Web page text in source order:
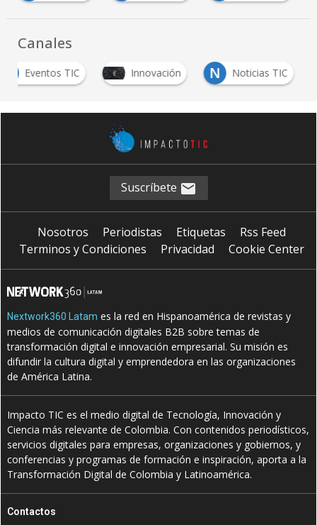
Canales
Eventos TIC Innovación N Noticias TIC
Suscríbete
Nosotros Periodistas Etiquetas
Rss Feed
Terminos y Condiciones
Privacidad Cookie Center
Nextwork360 Latam es la red en Hispanoamérica de revistas y
medios de comunicación digitales B2B sobre temas de
transformación digital e innovación empresarial. Su misión es
difundir la cultura digital y emprendedora en las organizaciones
de América Latina.
Impacto TIC es el medio digital de Tecnología, Innovación y
Ciencia más relevante de Colombia. Con contenidos periodísticos,
servicios digitales para empresas, organizaciones y gobiernos, y
conferencias y programas de formación e inspiración, aporta a la
Transformación Digital de Colombia y Latinoamérica.
Contactos